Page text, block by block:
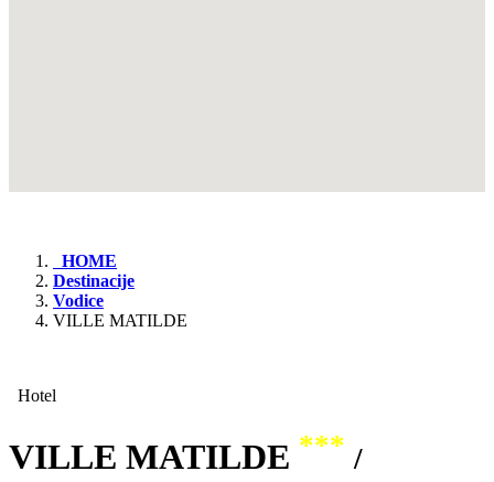
HOME
Destinacije
Vodice
VILLE MATILDE
Hotel
VILLE MATILDE *** /